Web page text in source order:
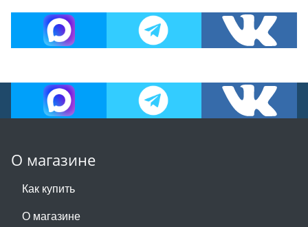
О магазине
Как купить
О магазине